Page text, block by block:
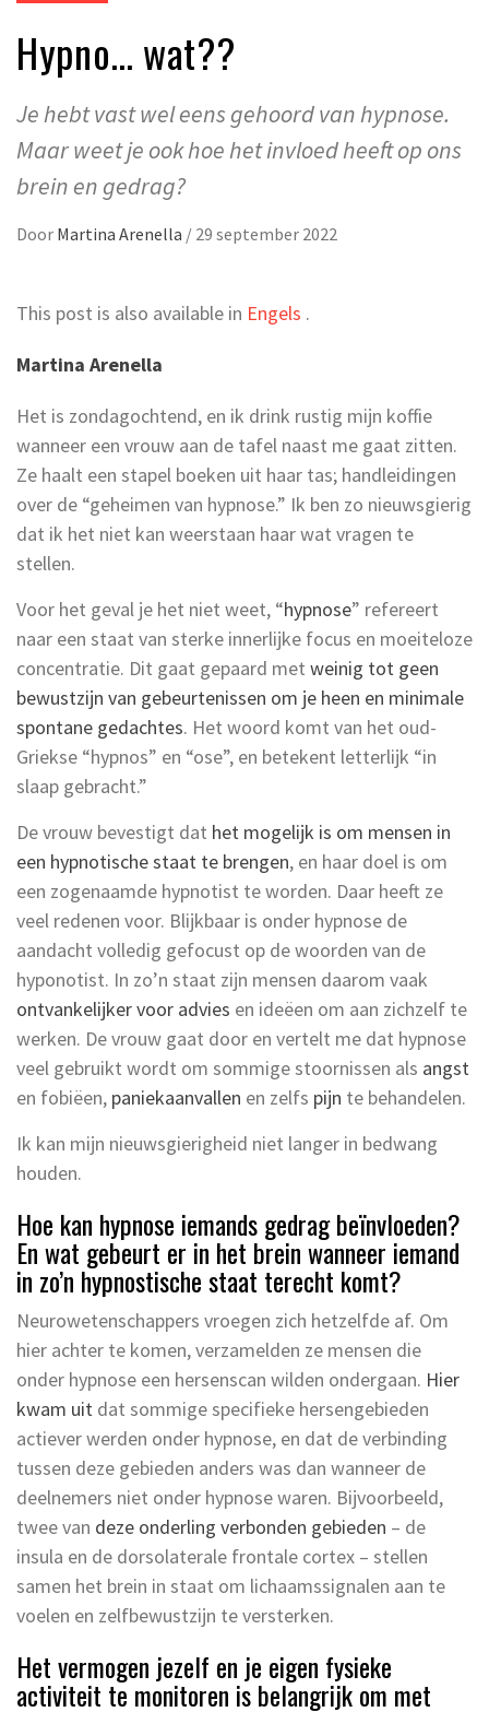
Hypno… wat??
Je hebt vast wel eens gehoord van hypnose.
Maar weet je ook hoe het invloed heeft op ons
brein en gedrag?
Door Martina Arenella / 29 september 2022
This post is also available in Engels .
Martina Arenella
Het is zondagochtend, en ik drink rustig mijn koffie
wanneer een vrouw aan de tafel naast me gaat zitten.
Ze haalt een stapel boeken uit haar tas; handleidingen
over de “geheimen van hypnose.” Ik ben zo nieuwsgierig
dat ik het niet kan weerstaan haar wat vragen te
stellen.
Voor het geval je het niet weet, “hypnose” refereert
naar een staat van sterke innerlijke focus en moeiteloze
concentratie. Dit gaat gepaard met weinig tot geen
bewustzijn van gebeurtenissen om je heen en minimale
spontane gedachtes. Het woord komt van het oud-
Griekse “hypnos” en “ose”, en betekent letterlijk “in
slaap gebracht.”
De vrouw bevestigt dat het mogelijk is om mensen in
een hypnotische staat te brengen, en haar doel is om
een zogenaamde hypnotist te worden. Daar heeft ze
veel redenen voor. Blijkbaar is onder hypnose de
aandacht volledig gefocust op de woorden van de
hyponotist. In zo’n staat zijn mensen daarom vaak
ontvankelijker voor advies en ideëen om aan zichzelf te
werken. De vrouw gaat door en vertelt me dat hypnose
veel gebruikt wordt om sommige stoornissen als angst
en fobiëen, paniekaanvallen en zelfs pijn te behandelen.
Ik kan mijn nieuwsgierigheid niet langer in bedwang
houden.
Hoe kan hypnose iemands gedrag beïnvloeden?
En wat gebeurt er in het brein wanneer iemand
in zo’n hypnostische staat terecht komt?
Neurowetenschappers vroegen zich hetzelfde af. Om
hier achter te komen, verzamelden ze mensen die
onder hypnose een hersenscan wilden ondergaan. Hier
kwam uit dat sommige specifieke hersengebieden
actiever werden onder hypnose, en dat de verbinding
tussen deze gebieden anders was dan wanneer de
deelnemers niet onder hypnose waren. Bijvoorbeeld,
twee van deze onderling verbonden gebieden – de
insula en de dorsolaterale frontale cortex – stellen
samen het brein in staat om lichaamssignalen aan te
voelen en zelfbewustzijn te versterken.
Het vermogen jezelf en je eigen fysieke
activiteit te monitoren is belangrijk om met